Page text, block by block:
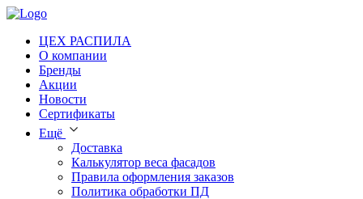
ЦЕХ РАСПИЛА
О компании
Бренды
Акции
Новости
Сертификаты
Ещё
Доставка
Калькулятор веса фасадов
Правила оформления заказов
Политика обработки ПД